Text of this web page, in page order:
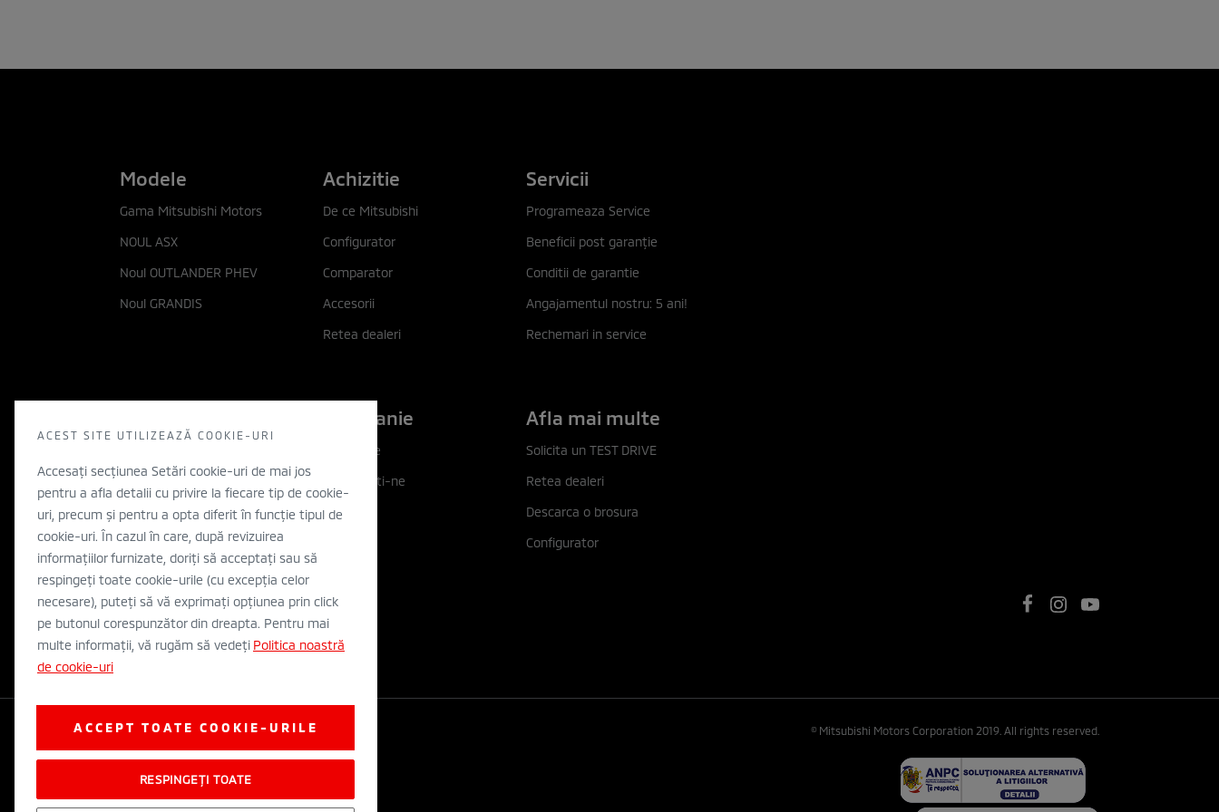
Modele
Gama Mitsubishi Motors
NOUL ASX
Noul OUTLANDER PHEV
Noul GRANDIS
Achizitie
De ce Mitsubishi
Configurator
Comparator
Accesorii
Retea dealeri
Servicii
Programeaza Service
Beneficii post garanţie
Conditii de garantie
Angajamentul nostru: 5 ani!
Rechemari in service
Filozofia noastra
Inovatie
Electric
Concept cars
Stiri
Companie
Companie
Contactati-ne
WLTP
Afla mai multe
Solicita un TEST DRIVE
Retea dealeri
Descarca o brosura
Configurator
© Mitsubishi Motors Corporation 2019. All rights reserved.
ACEST SITE UTILIZEAZĂ COOKIE-URI
Accesați secțiunea Setări cookie-uri de mai jos
pentru a afla detalii cu privire la fiecare tip de cookie-
uri, precum și pentru a opta diferit în funcție tipul de
cookie-uri. În cazul în care, după revizuirea
informațiilor furnizate, doriți să acceptați sau să
respingeți toate cookie-urile (cu excepția celor
necesare), puteți să vă exprimați opțiunea prin click
pe butonul corespunzător din dreapta. Pentru mai
multe informații, vă rugăm să vedeți Politica noastră
de cookie-uri
ACCEPT TOATE COOKIE-URILE
RESPINGEȚI TOATE